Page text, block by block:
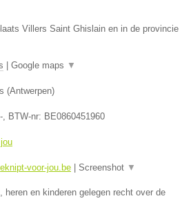
Villers Saint Ghislain en in de provincie
Google maps ▼
(Antwerpen)
-, BTW-nr: BE0860451960
voor-jou.be Screenshot ▼
heren en kinderen gelegen recht over de